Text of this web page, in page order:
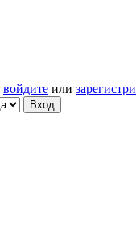
войдите или